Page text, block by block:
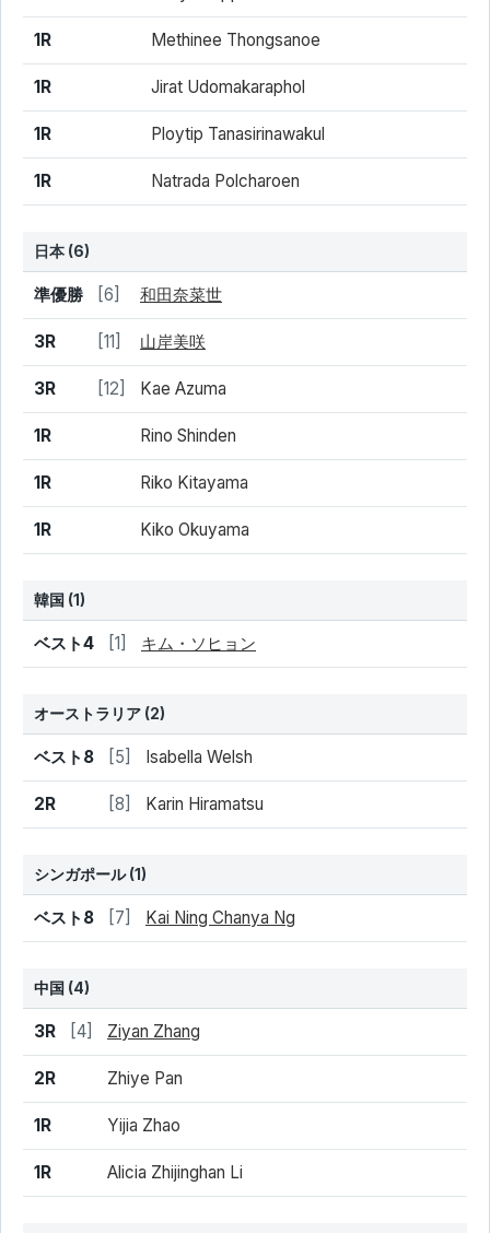
1R Methinee Thongsanoe
1R Jirat Udomakaraphol
1R Ploytip Tanasirinawakul
1R Natrada Polcharoen
日本 (6)
結果 シード 選手名
準優勝 [6] 和田奈菜世
3R [11] 山岸美咲
3R [12] Kae Azuma
1R Rino Shinden
1R Riko Kitayama
1R Kiko Okuyama
韓国 (1)
結果 シード 選手名
ベスト4 [1] キム・ソヒョン
オーストラリア (2)
結果 シード 選手名
ベスト8 [5] Isabella Welsh
2R [8] Karin Hiramatsu
シンガポール(1)
結果 シード 選手名
ベスト8 [7] Kai Ning Chanya Ng
中国 (4)
結果 シード 選手名
3R [4] Ziyan Zhang
2R Zhiye Pan
1R Yijia Zhao
1R Alicia Zhijinghan Li